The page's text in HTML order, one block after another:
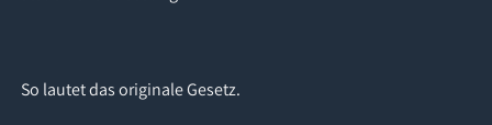
So lautet das originale Gesetz.